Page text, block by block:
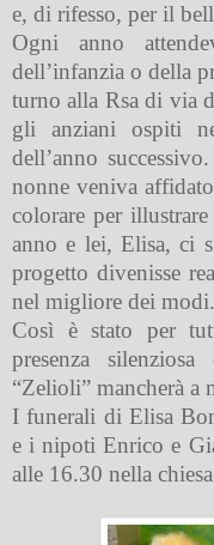
e, di rifesso, per il
Ogni anno
dell’infanzia o della
turno alla Rsa di via
gli anziani ospiti
dell’anno
nonne veniva
colorare per
anno e lei, Elisa, ci
progetto divenisse
nel migliore dei modi.
Così è stato per
presenza
“Zelioli” mancherà a
I funerali di Elisa
e i nipoti Enrico e
alle 16.30 nella